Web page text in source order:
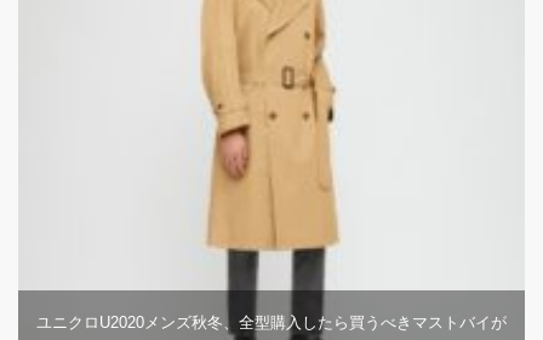
ユニクロU2020メンズ秋冬、全型購入したら買うべきマストバイが